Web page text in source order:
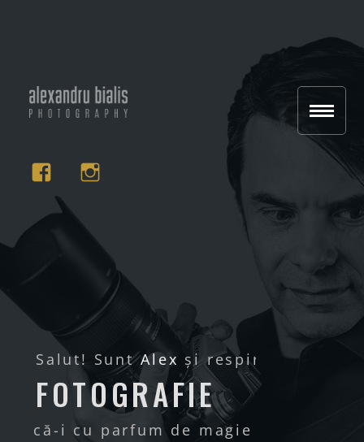
Salut! SuntAlex și respir
FOTOGRAFIE
că-i cu parfum de magie